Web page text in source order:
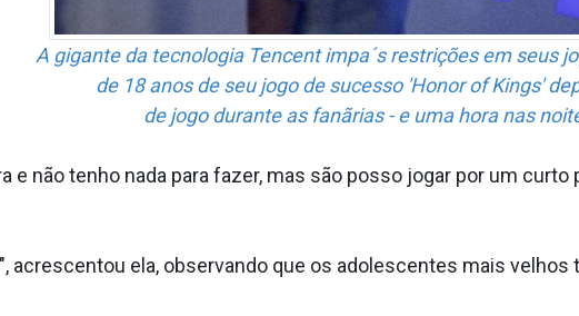
A gigante da tecnologia Tencent impa´s restrições em seus
de 18 anos de seu jogo de sucesso 'Honor of Kings'
de jogo durante as fanãrias - e uma hora nas
e não tenho nada para fazer, mas são posso jogar por um
acrescentou ela, observando que os adolescentes mais